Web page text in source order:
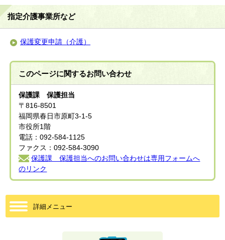
指定介護事業所など
保護変更申請（介護）
このページに関するお問い合わせ
保護課 保護担当
〒816-8501
福岡県春日市原町3-1-5
市役所1階
電話：092-584-1125
ファクス：092-584-3090
保護課 保護担当へのお問い合わせは専用フォームへ
のリンク
詳細メニュー